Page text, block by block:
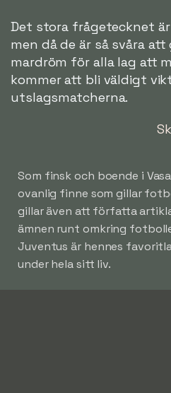
Det stora frågetecknet
men då de är så svåra att
mardröm för alla lag att
kommer att bli väldigt
utslagsmatcherna.
Som finsk och boende i
ovanlig finne som gillar
gillar även att författa
ämnen runt omkring
Juventus är hennes
under hela sitt liv.